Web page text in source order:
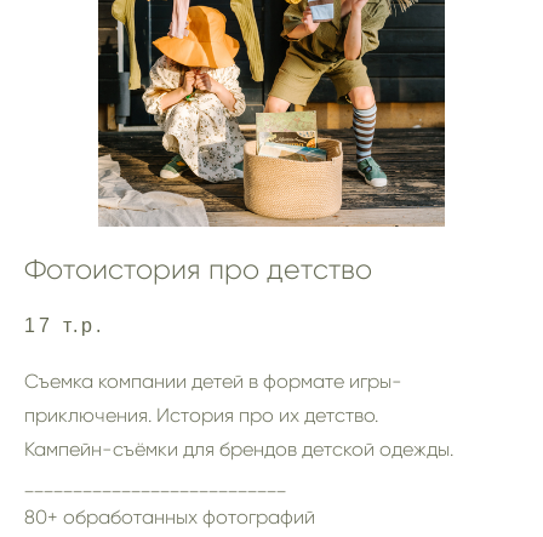
Фотоистория про детство
17 т.р.
Съемка компании детей в формате игры-
приключения. История про их детство.
Кампейн-съёмки для брендов детской одежды.
80+ обработанных фотографий